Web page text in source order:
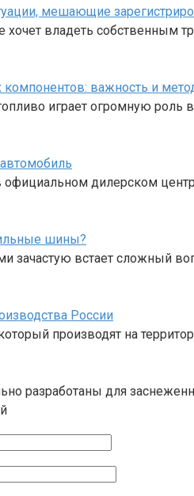
мешающие
владеть собственным
компонентов: важность и
играет огромную роль
официальном дилерском
шины?
зачастую встает сложный
России
производят на
разработаны для